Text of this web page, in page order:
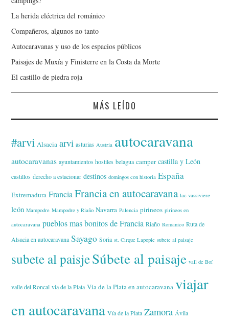
La herida eléctrica del románico
Compañeros, algunos no tanto
Autocaravanas y uso de los espacios públicos
Paisajes de Muxía y Finisterre en la Costa da Morte
El castillo de piedra roja
MÁS LEÍDO
#arvi Alsacia arvi asturias Austria autocaravana
autocaravanas ayuntamientos hostiles belagua camper castilla y León
castillos derecho a estacionar destinos domingos con historia España
Extremadura Francia Francia en autocaravana lac vassiviere
león Mampodre Mampodre y Riaño Navarra Palencia pirineos pirineos en
autocaravana pueblos mas bonitos de Francia Riaño Romanico Ruta de
Alsacia en autocaravana Sayago Soria st. Cirque Lapopie subete al paisaje
subete al paisjeSúbete al paisaje vall de Boí
valle del Roncal via de la Plata Via de la Plata en autocaravana viajar
en autocaravana Vía de la Plata Zamora Ávila